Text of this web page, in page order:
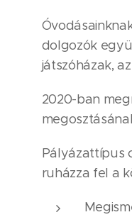
dolgozók
játszóházak,
2020-ban
Pályázattípus
ruházza fel a